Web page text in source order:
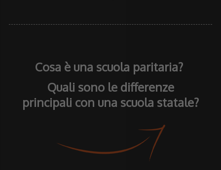
Cosa è una scuola paritaria?
Quali sono le differenze
principali con una scuola statale?